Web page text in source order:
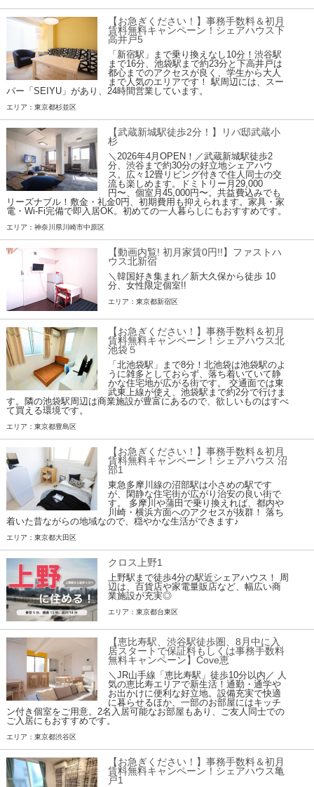
【お急ぎください！】事務手数料＆初月
賃料無料キャンペーン！シェアハウス下
高井戸5
「新宿駅」まで乗り換えなし10分！渋谷駅
まで16分、池袋駅まで約23分と下高井戸は
都心までのアクセスが良く、学生から大人
まで人気のエリアです！ 駅周辺には、スー
パー「SEIYU」があり、24時間営業しています。
エリア：東京都杉並区
【武蔵新城駅徒歩2分！】リバ邸武蔵小
杉
＼2026年4月OPEN！／武蔵新城駅徒歩2
分、渋谷まで約30分の好立地シェアハウ
ス。広々12畳リビング付きで住人同士の交
流も楽しめます。ドミトリー月29,000
円〜、個室月45,000円〜。共益費込みでも
リーズナブル！敷金・礼金0円、初期費用も抑えられます。家具・家
電・Wi-Fi完備で即入居OK。初めての一人暮らしにもおすすめです。
エリア：神奈川県川崎市中原区
【動画内覧! 初月家賃0円!!】ファストハ
ウス北新宿
＼韓国好き集まれ／新大久保から徒歩 10
分、女性限定個室!!
エリア：東京都新宿区
【お急ぎください！】事務手数料＆初月
賃料無料キャンペーン！シェアハウス北
池袋５
「北池袋駅」まで8分！北池袋は池袋駅のよ
うに雑多としておらず、落ち着いていて静
かな住宅地が広がる街です。 交通面では東
武東上線が使え、池袋駅まで約2分で行けま
す。隣の池袋駅周辺は商業施設が豊富にあるので、欲しいものはすべ
て買える環境です。
エリア：東京都豊島区
【お急ぎください！】事務手数料＆初月
賃料無料キャンペーン！シェアハウス 沼
部1
東急多摩川線の沼部駅は小さめの駅です
が、閑静な住宅街が広がり治安の良い街で
す。 多摩川や蒲田で乗り換えれば、都内や
川崎・横浜方面へのアクセスが抜群！ 落ち
着いた昔ながらの地域なので、穏やかな生活ができます♪
エリア：東京都大田区
クロス上野1
上野駅まで徒歩4分の駅近シェアハウス！ 周
辺は、百貨店や家電量販店など、幅広い商
業施設が充実◎
エリア：東京都台東区
【恵比寿駅、渋谷駅徒歩圏、8月中に入
居スタートで保証料もしくは事務手数料
無料キャンペーン】Cove恵
＼JR山手線「恵比寿駅」徒歩10分以内／ 人
気の恵比寿エリアで新生活！通勤・通学や
お出かけに便利な好立地。設備充実で快適
に暮らせるほか、一部のお部屋にはキッチ
ン付き個室をご用意。2名入居可能なお部屋もあり、ご友人同士での
ご入居にもおすすめです。
エリア：東京都渋谷区
【お急ぎください！】事務手数料＆初月
賃料無料キャンペーン！シェアハウス亀
戸1